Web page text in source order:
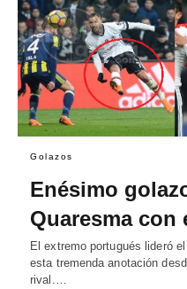
Golazos
Enésimo
Quaresma con
El extremo portugués lideró
esta tremenda anotación
rival.…